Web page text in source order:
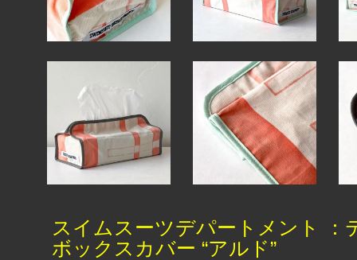
スイムスーツデパートメント ：
ボックスカバー “アルド”